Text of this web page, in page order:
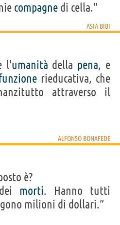
compagne di cella.”
ASIA BIBI
l'umanità della pena, e
rieducativa, che
attraverso il
ALFONSO BONAFEDE
è?
morti. Hanno tutti
milioni di dollari.”